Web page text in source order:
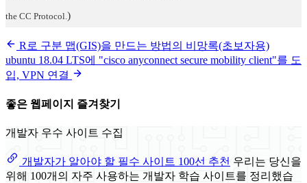
the CC Protocol. )
R로 구분 맵(GIS)을 만드는 방법의 비망록(초보자용)
ubuntu 18.04 LTS에 "cisco anyconnect secure mobility client"를 도
입, VPN 연결
좋은 웹페이지 즐겨찾기
개발자 우수 사이트 수집
개발자가 알아야 할 필수 사이트 100선 추천 우리는 당신을
위해 100개의 자주 사용하는 개발자 학습 사이트를 정리했습